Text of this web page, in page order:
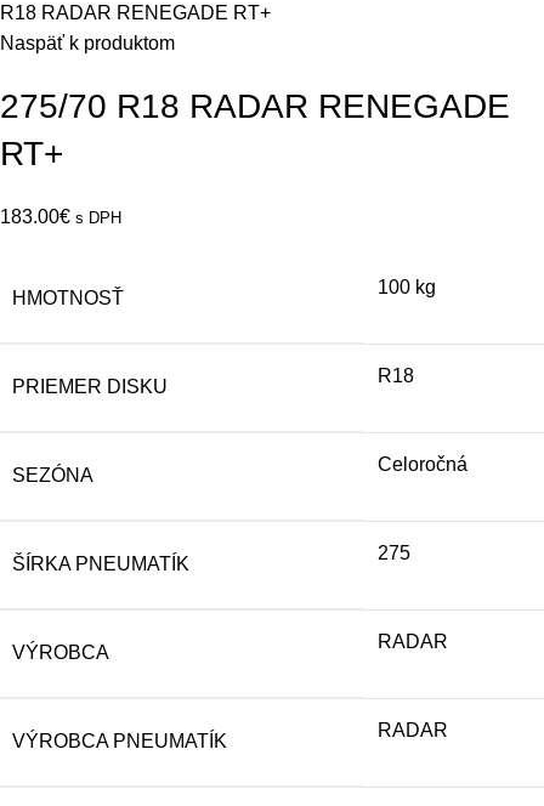
R18 RADAR RENEGADE RT+
Naspäť k produktom
275/70 R18 RADAR RENEGADE
RT+
183.00€ s DPH
HMOTNOSŤ
100 kg
PRIEMER DISKU
R18
SEZÓNA
Celoročná
ŠÍRKA PNEUMATÍK
275
VÝROBCA
RADAR
VÝROBCA PNEUMATÍK
RADAR